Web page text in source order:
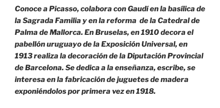
Conoce a Picasso, colabora con Gaudí en la basílica de
la Sagrada Familia y en la reforma de la Catedral de
Palma de Mallorca. En Bruselas, en 1910 decora el
pabellón uruguayo de la Exposición Universal, en
1913 realiza la decoración de la Diputación Provincial
de Barcelona. Se dedica a la enseñanza, escribe, se
interesa en la fabricación de juguetes de madera
exponiéndolos por primera vez en 1918.